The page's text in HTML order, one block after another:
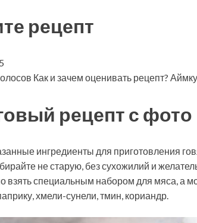
рецепт
Как и зачем оценивать рецепт?
рецепт с фото
ингредиенты для приготовления
не старую, без сухожилий и
взять специальным набором для мяса, а
хмели-сунели, тмин, кориандр.